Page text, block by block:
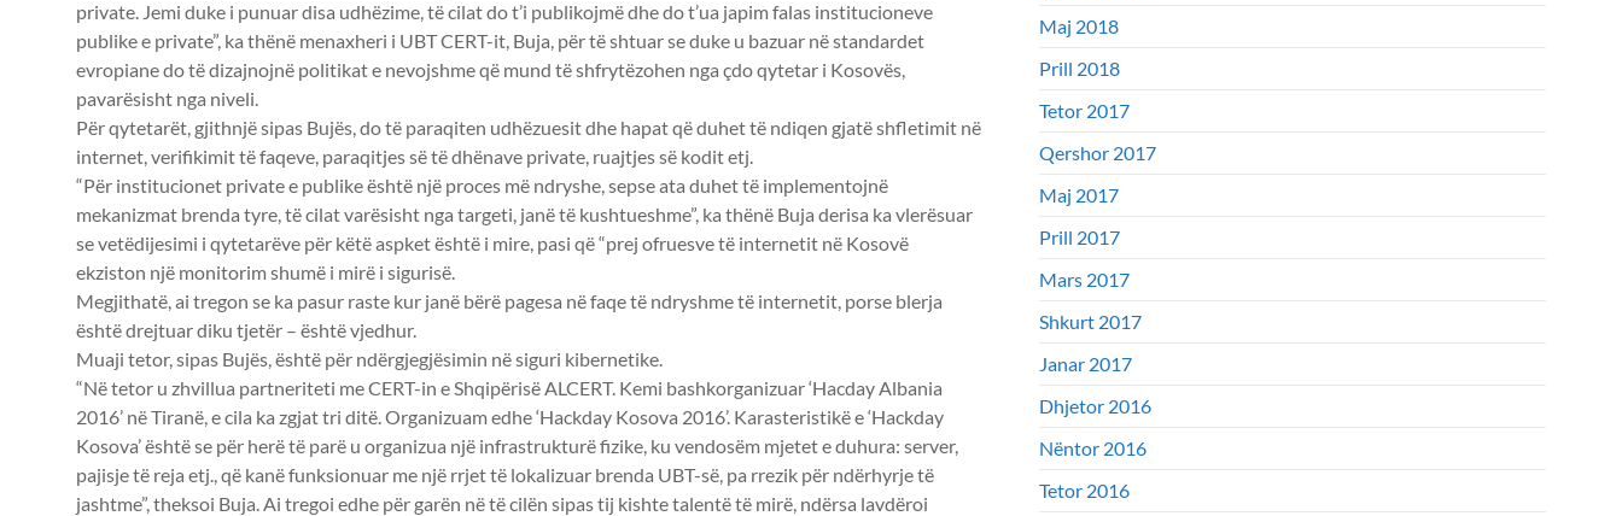
private. Jemi duke i punuar disa udhëzime, të cilat do t’i publikojmë dhe do t’ua japim falas institucioneve
publike e private”, ka thënë menaxheri i UBT CERT-it, Buja, për të shtuar se duke u bazuar në standardet
evropiane do të dizajnojnë politikat e nevojshme që mund të shfrytëzohen nga çdo qytetar i Kosovës,
pavarësisht nga niveli.
Për qytetarët, gjithnjë sipas Bujës, do të paraqiten udhëzuesit dhe hapat që duhet të ndiqen gjatë shfletimit në
internet, verifikimit të faqeve, paraqitjes së të dhënave private, ruajtjes së kodit etj.
“Për institucionet private e publike është një proces më ndryshe, sepse ata duhet të implementojnë
mekanizmat brenda tyre, të cilat varësisht nga targeti, janë të kushtueshme”, ka thënë Buja derisa ka vlerësuar
se vetëdijesimi i qytetarëve për këtë aspket është i mire, pasi që “prej ofruesve të internetit në Kosovë
ekziston një monitorim shumë i mirë i sigurisë.
Megjithatë, ai tregon se ka pasur raste kur janë bërë pagesa në faqe të ndryshme të internetit, porse blerja
është drejtuar diku tjetër – është vjedhur.
Muaji tetor, sipas Bujës, është për ndërgjegjësimin në siguri kibernetike.
“Në tetor u zhvillua partneriteti me CERT-in e Shqipërisë ALCERT. Kemi bashkorganizuar ‘Hacday Albania
2016’ në Tiranë, e cila ka zgjat tri ditë. Organizuam edhe ‘Hackday Kosova 2016’. Karasteristikë e ‘Hackday
Kosova’ është se për herë të parë u organizua një infrastrukturë fizike, ku vendosëm mjetet e duhura: server,
pajisje të reja etj., që kanë funksionuar me një rrjet të lokalizuar brenda UBT-së, pa rrezik për ndërhyrje të
jashtme”, theksoi Buja. Ai tregoi edhe për garën në të cilën sipas tij kishte talentë të mirë, ndërsa lavdëroi
Maj 2018
Prill 2018
Tetor 2017
Qershor 2017
Maj 2017
Prill 2017
Mars 2017
Shkurt 2017
Janar 2017
Dhjetor 2016
Nëntor 2016
Tetor 2016